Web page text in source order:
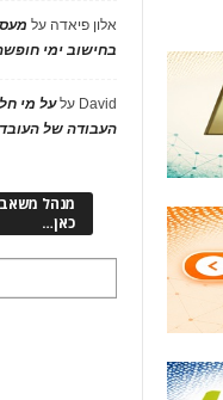
אלון פיאדה על
בחישוב ימי
David עלעל מי
העבודה של העובד
מנהל
כאן…